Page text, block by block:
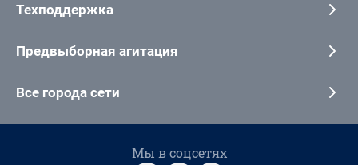
Техподдержка
Предвыборная агитация
Все города сети
Мы в соцсетях